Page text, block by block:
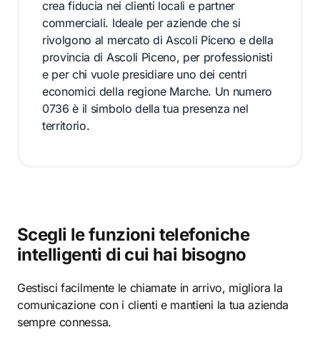
crea fiducia nei clienti locali e partner
commerciali. Ideale per aziende che si
rivolgono al mercato di Ascoli Piceno e della
provincia di Ascoli Piceno, per professionisti
e per chi vuole presidiare uno dei centri
economici della regione Marche. Un numero
0736 è il simbolo della tua presenza nel
territorio.
Scegli le funzioni telefoniche
intelligenti di cui hai bisogno
Gestisci facilmente le chiamate in arrivo, migliora la
comunicazione con i clienti e mantieni la tua azienda
sempre connessa.